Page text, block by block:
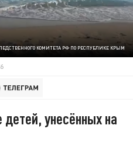
КОМИТЕТА РФ ПО РЕСПУБЛИКЕ КРЫМ
унесённых на